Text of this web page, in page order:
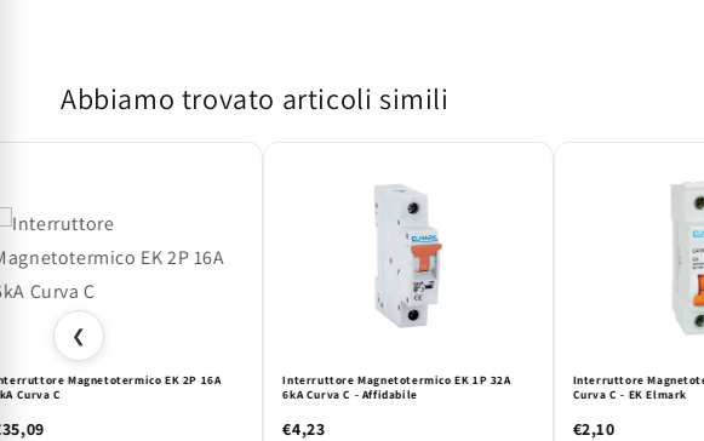
Abbiamo trovato articoli simili
❮
Magnetotermico EK 2P 16A
Curva C
Interruttore Magnetotermico EK 1P 32A
6kA Curva C - Affidabile
€4,23
Interruttore
Curva C - EK Elmark
€2,10